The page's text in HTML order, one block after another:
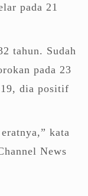
pada 21
tahun. Sudah
pada 23
dia positif
kata
News